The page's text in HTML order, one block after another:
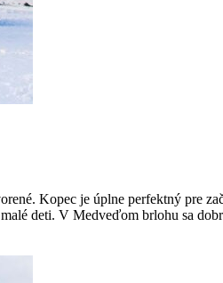
Kopec je úplne perfektný pre
deti. V Medveďom brlohu sa